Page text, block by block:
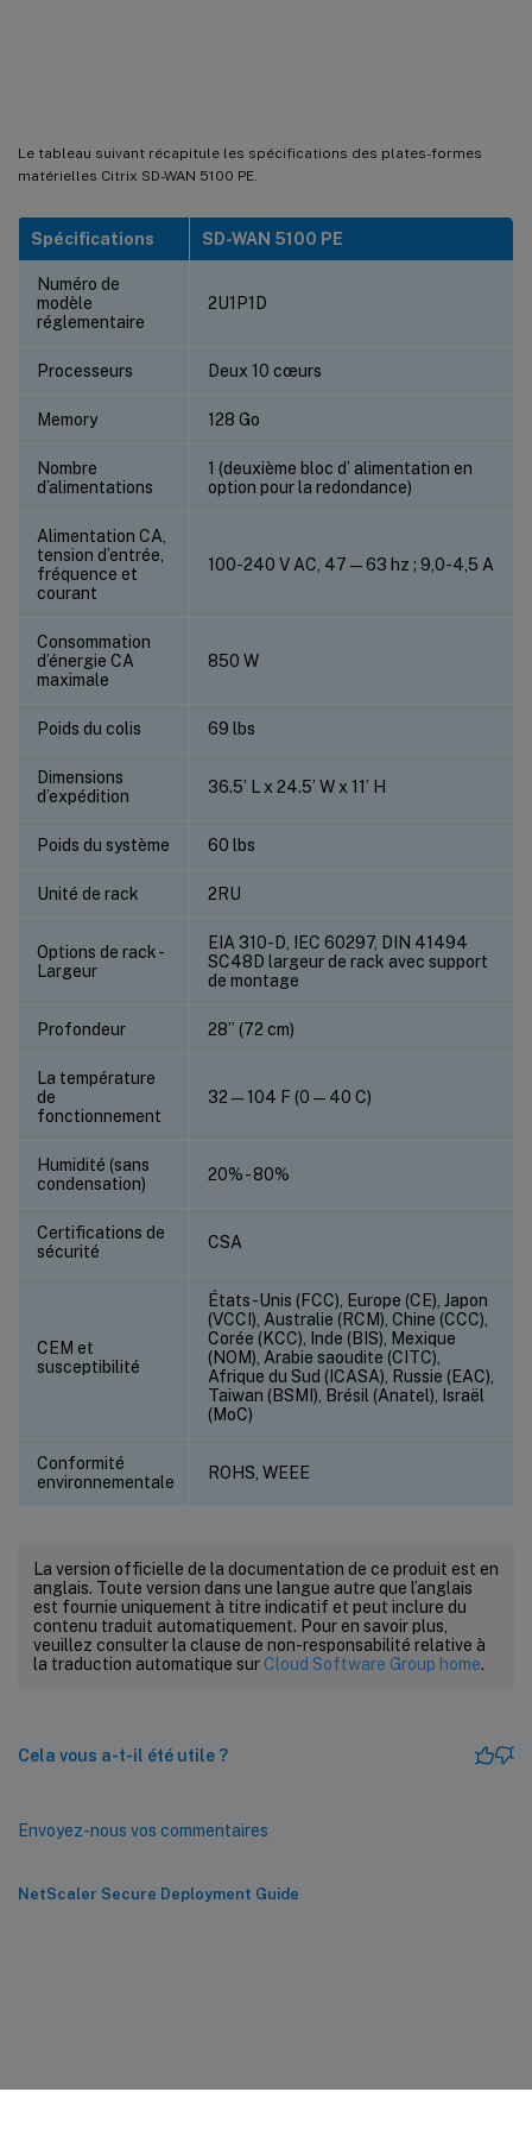
Le tableau suivant récapitule les spécifications des plates-formes
matérielles Citrix SD-WAN 5100 PE.
Spécifications SD-WAN 5100 PE
Numéro de
modèle
réglementaire
2U1P1D
Processeurs Deux 10 cœurs
Memory 128 Go
Nombre
d’alimentations
1 (deuxième bloc d’ alimentation en
option pour la redondance)
Alimentation CA,
tension d’entrée,
fréquence et
courant
100-240 V AC, 47—63 hz ; 9,0-4,5 A
Consommation
d’énergie CA
maximale
850 W
Poids du colis 69 lbs
Dimensions
d’expédition
36.5’ L x 24.5’ W x 11’ H
Poids du système 60 lbs
Unité de rack 2RU
Options de rack -
Largeur
EIA 310-D, IEC 60297, DIN 41494
SC48D largeur de rack avec support
de montage
Profondeur 28” (72 cm)
La température
de
fonctionnement
32—104 F (0—40 C)
Humidité (sans
condensation)
20% - 80%
Certifications de
sécurité
CSA
CEM et
susceptibilité
États-Unis (FCC), Europe (CE), Japon
(VCCI), Australie (RCM), Chine (CCC),
Corée (KCC), Inde (BIS), Mexique
(NOM), Arabie saoudite (CITC),
Afrique du Sud (ICASA), Russie (EAC),
Taiwan (BSMI), Brésil (Anatel), Israël
(MoC)
Conformité
environnementale
ROHS, WEEE
La version officielle de la documentation de ce produit est en
anglais. Toute version dans une langue autre que l’anglais
est fournie uniquement à titre indicatif et peut inclure du
contenu traduit automatiquement. Pour en savoir plus,
veuillez consulter la clause de non-responsabilité relative à
la traduction automatique sur Cloud Software Group home.
Cela vous a-t-il été utile ?
Envoyez-nous vos commentaires
NetScaler Secure Deployment Guide